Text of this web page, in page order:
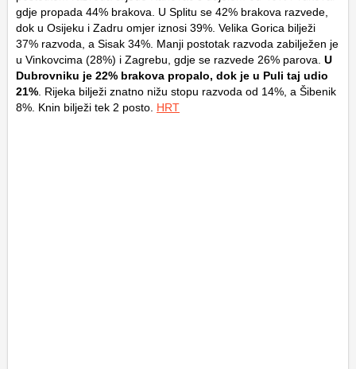
gdje propada 44% brakova. U Splitu se 42% brakova razvede,
dok u Osijeku i Zadru omjer iznosi 39%. Velika Gorica bilježi
37% razvoda, a Sisak 34%. Manji postotak razvoda zabilježen je
u Vinkovcima (28%) i Zagrebu, gdje se razvede 26% parova. U
Dubrovniku je 22% brakova propalo, dok je u Puli taj udio
21% . Rijeka bilježi znatno nižu stopu razvoda od 14%, a Šibenik
8%. Knin bilježi tek 2 posto. HRT